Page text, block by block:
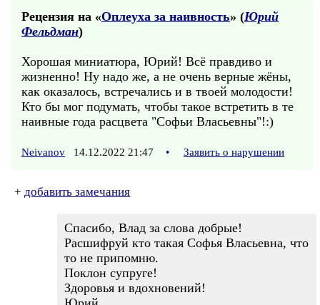
Рецензия на «Оплеуха за наивность» (Юрий
Фельдман)
Хорошая миниатюра, Юрий! Всё правдиво и
жизненно! Ну надо же, а не очень верные жёны,
как оказалось, встречались и в твоей молодости!
Кто бы мог подумать, чтобы такое встретить в те
наивные года расцвета "Софьи Власьевны"!:)
Neivanov 14.12.2022 21:47 • Заявить о нарушении
+ добавить замечания
Спасибо, Влад за слова добрые!
Расшифруй кто такая Софья Власьевна, что
то не припомню.
Поклон супруге!
Здоровья и вдохновений!